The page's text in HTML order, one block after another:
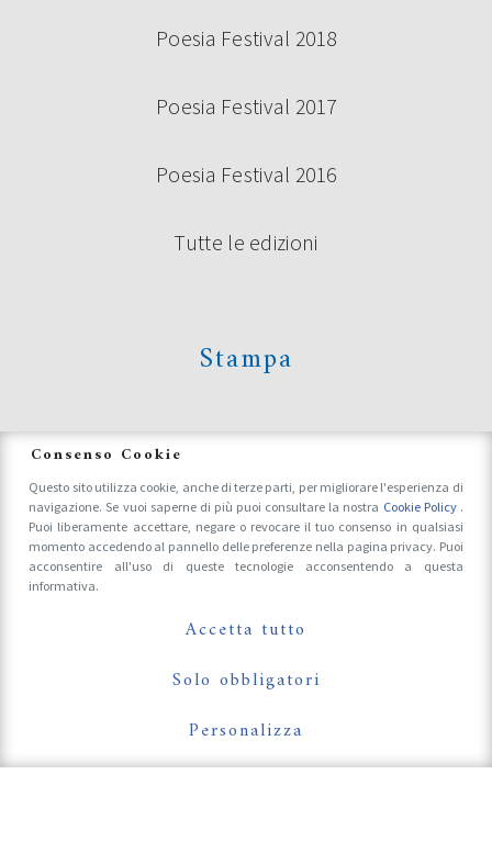
Poesia Festival 2018
Poesia Festival 2017
Poesia Festival 2016
Tutte le edizioni
Stampa
Accrediti Stampa e Fotografi
Follow Us On
Consenso Cookie
Questo sito utilizza cookie, anche di terze parti, per migliorare l'esperienza di
navigazione. Se vuoi saperne di più puoi consultare la nostra Cookie Policy .
Puoi liberamente accettare, negare o revocare il tuo consenso in qualsiasi
momento accedendo al pannello delle preferenze nella pagina privacy. Puoi
acconsentire all'uso di queste tecnologie acconsentendo a questa
informativa.
Accetta tutto
Solo obbligatori
Personalizza